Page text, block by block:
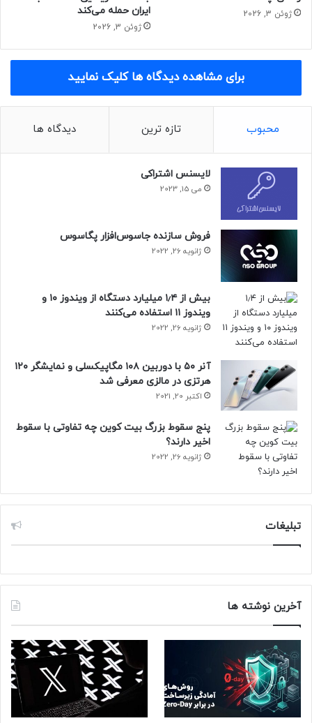
ژوئن 3, 2026
ایران حمله می‌کند
ژوئن 3, 2026
برای مشاهده دیدگاه ها کلیک نمایید
محبوب تازه ترین دیدگاه ها
لایسنس اشتراکی
می 15, 2023
فروش سازنده جاسوس‌افزار پگاسوس
ژانویه 26, 2022
بیش از ۱٫۴ میلیارد دستگاه از ویندوز ۱۰ و
ویندوز ۱۱ استفاده می‌کنند
ژانویه 26, 2022
آنر ۵۰ با دوربین ۱۰۸ مگاپیکسلی و نمایشگر ۱۲۰
هرتزی در مالزی معرفی شد
اکتبر 20, 2021
پنج سقوط بزرگ بیت کوین چه تفاوتی با سقوط
اخیر دارند؟
ژانویه 26, 2022
تبلیغات
آخرین نوشته ها